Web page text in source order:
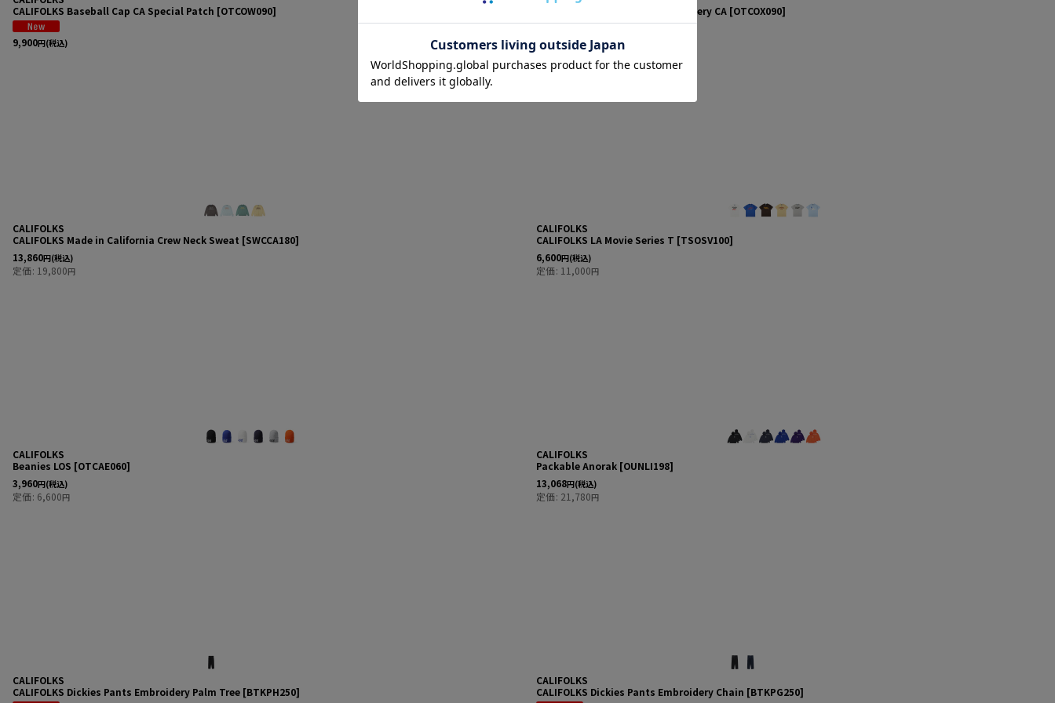
CALIFOLKS Baseball Cap CA Special Patch [OTCOW090]
9,900円(税込)
CALIFOLKS Baseball Cap Embroidery CA [OTCOX090]
9,900円(税込)
CALIFOLKS
CALIFOLKS Made in California Crew Neck Sweat [SWCCA180]
13,860円(税込)
定価: 19,800円
CALIFOLKS
CALIFOLKS LA Movie Series T [TSOSV100]
6,600円(税込)
定価: 11,000円
CALIFOLKS
Beanies LOS [OTCAE060]
3,960円(税込)
定価: 6,600円
CALIFOLKS
Packable Anorak [OUNLI198]
13,068円(税込)
定価: 21,780円
CALIFOLKS
CALIFOLKS Dickies Pants Embroidery Palm Tree [BTKPH250]
CALIFOLKS
CALIFOLKS Dickies Pants Embroidery Chain [BTKPG250]